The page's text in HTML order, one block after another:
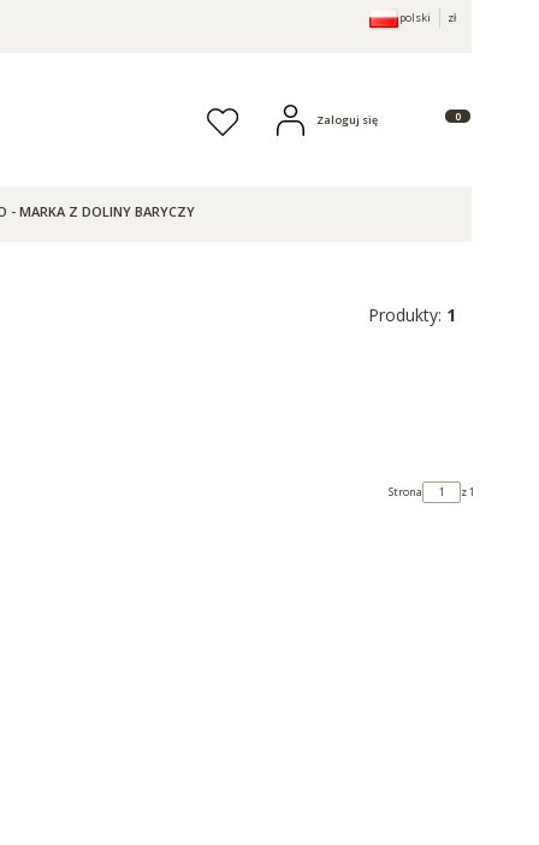
polski zł
Ulubione Zaloguj się Produkty w
- MARKA Z DOLINY BARYCZY
Produkty: 1
Strona z 1